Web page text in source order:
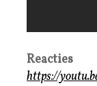
Reacties
https://